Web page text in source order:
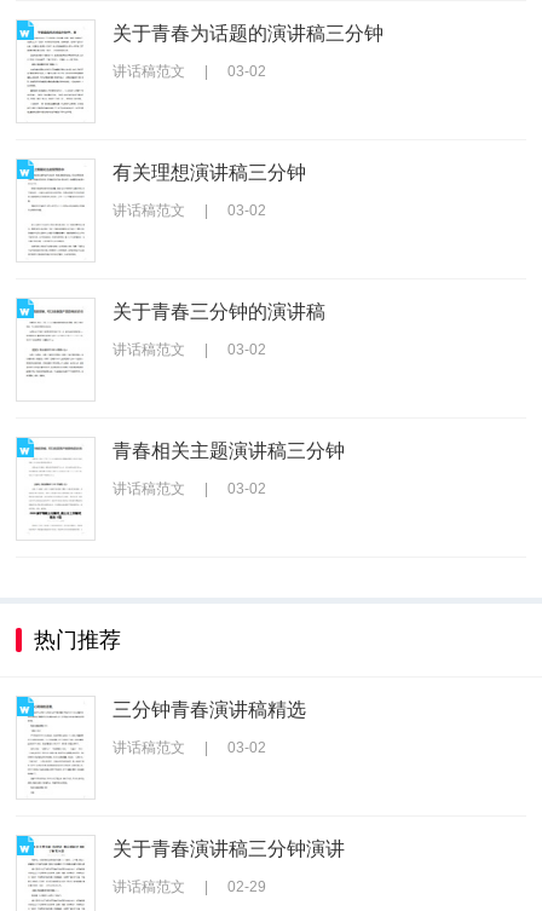
关于青春为话题的演讲稿三分钟
讲话稿范文 03-02
有关理想演讲稿三分钟
讲话稿范文 03-02
关于青春三分钟的演讲稿
讲话稿范文 03-02
青春相关主题演讲稿三分钟
讲话稿范文 03-02
热门推荐
三分钟青春演讲稿精选
讲话稿范文 | 03-02
关于青春演讲稿三分钟演讲
讲话稿范文 | 02-29